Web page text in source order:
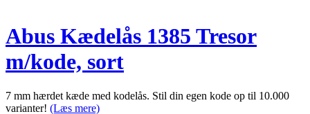
Abus Kædelås 1385 Tresor
m/kode, sort
7 mm hærdet kæde med kodelås. Stil din egen kode op til 10.000
varianter! (Læs mere)